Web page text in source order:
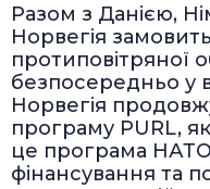
Разом з Данією,
Норвегія
протиповітряної
безпосередньо у
Норвегія
програму PURL,
це програма НАТО
фінансування та